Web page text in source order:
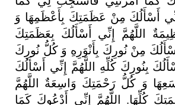
أَسْأَلُكَ مِنْ عَظَمَتِكَ بِأَعْظَمِهَا وَ
اللَّهُمَّ إِنِّي أَسْأَلُكَ
بِعَظَمَتِكَ
مِنْ نُورِكَ بِأَنْوَرِهِ وَ كُلُّ نُورِكَ
بِنُورِكَ كُلِّهِ اللَّهُمَّ إِنِّي
أَسْأَلُكَ
وَ كُلُّ رَحْمَتِكَ وَاسِعَةٌ
اللَّهُمَّ
كُلِّهَا. اللَّهُمَّ إِنِّي أَدْعُوكَ كَمَا